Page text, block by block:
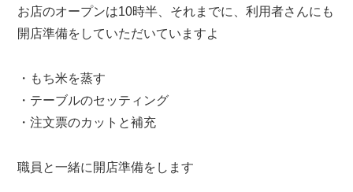
お店のオープンは10時半、それまでに、利用者さんにも
開店準備をしていただいていますよ
・もち米を蒸す
・テーブルのセッティング
・注文票のカットと補充
職員と一緒に開店準備をします